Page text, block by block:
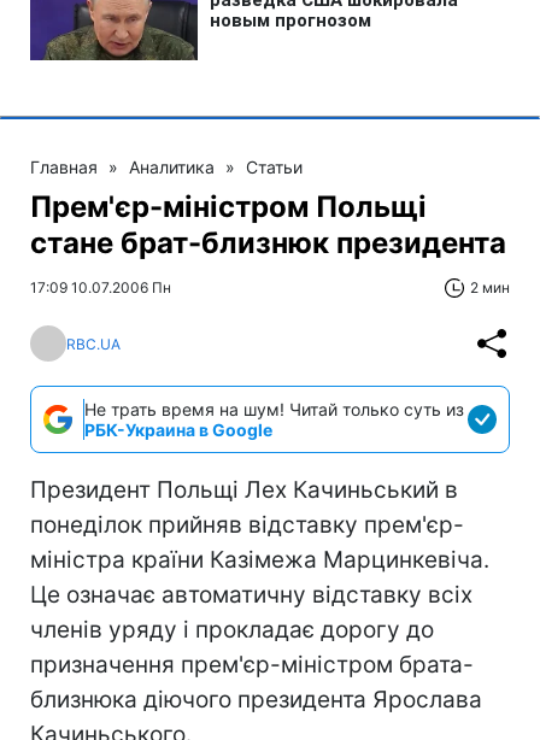
Главная » Аналитика » Статьи
Прем'єр-міністром Польщі
стане брат-близнюк президента
17:09 10.07.2006 Пн 2 мин
RBC.UA
Не трать время на шум! Читай только суть из
РБК-Украина в Google
Президент Польщі Лех Качиньський в
понеділок прийняв відставку прем'єр-
міністра країни Казімежа Марцинкевіча.
Це означає автоматичну відставку всіх
членів уряду і прокладає дорогу до
призначення прем'єр-міністром брата-
близнюка діючого президента Ярослава